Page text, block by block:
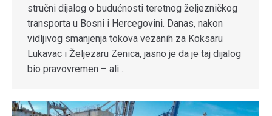
stručni dijalog o budućnosti teretnog željezničkog
transporta u Bosni i Hercegovini. Danas, nakon
vidljivog smanjenja tokova vezanih za Koksaru
Lukavac i Željezaru Zenica, jasno je da je taj dijalog
bio pravovremen – ali…